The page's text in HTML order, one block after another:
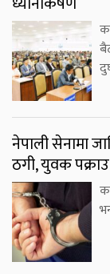
नेपाली सेनामा
ठगी, युवक पक्राउ